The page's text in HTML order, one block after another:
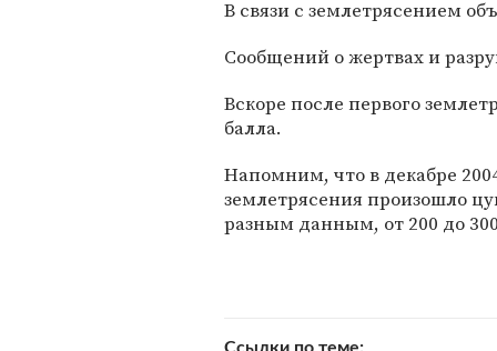
В связи с землетрясением
Сообщений о жертвах и
Вскоре после первого
балла.
Напомним, что в декабре
землетрясения произошло
разным данным, от 200 до